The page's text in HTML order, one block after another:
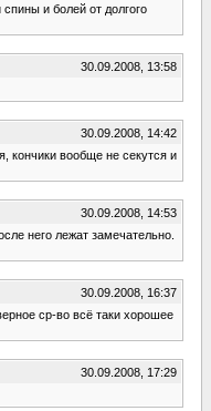
и болей от долгого
30.09.2008, 13:58
30.09.2008, 14:42
кончики вообще не секутся и
30.09.2008, 14:53
него лежат замечательно.
30.09.2008, 16:37
ср-во всё таки хорошее
30.09.2008, 17:29